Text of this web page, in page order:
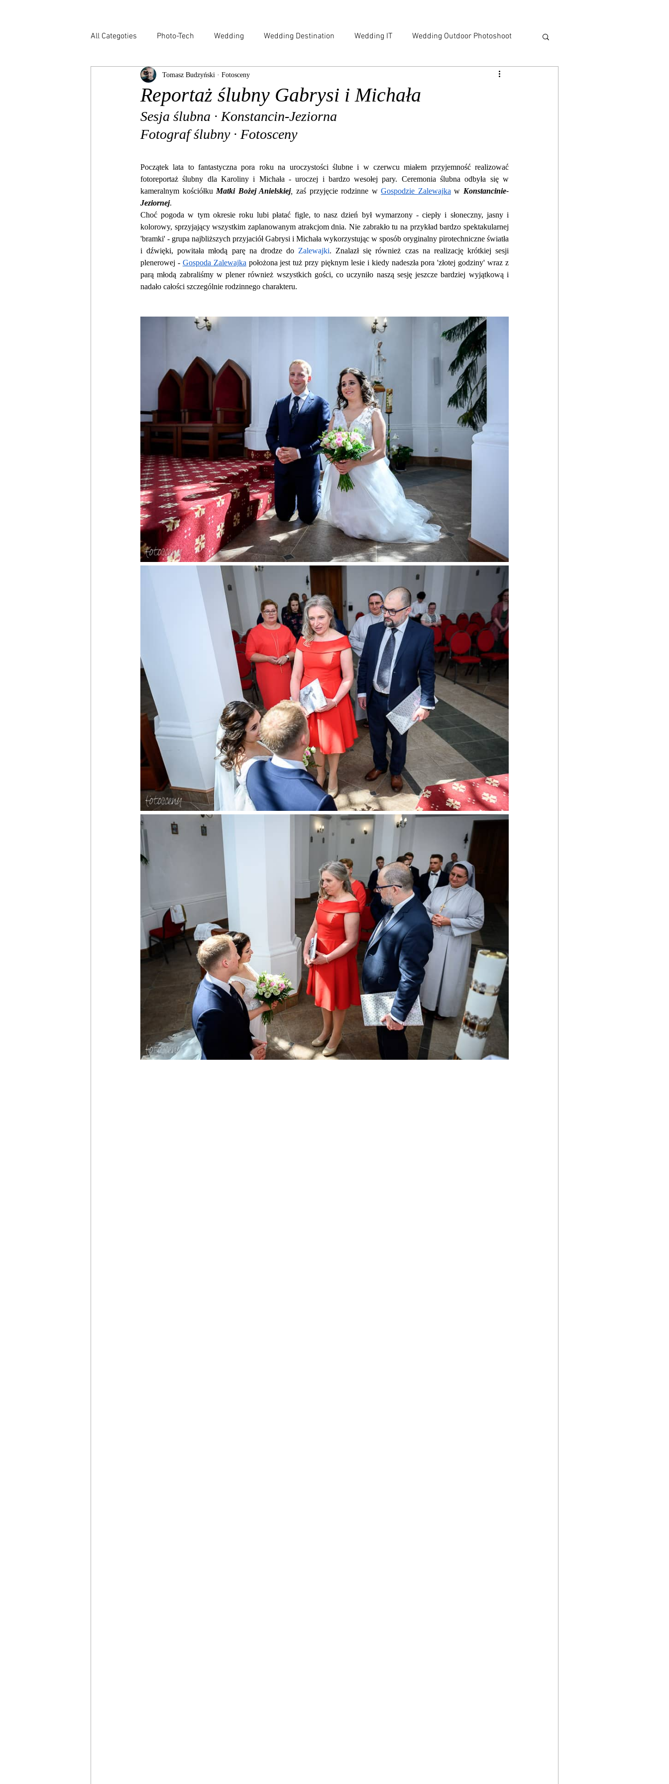
All Categoties Photo-Tech Wedding Wedding Destination Wedding IT Wedding Outdoor Photoshoot
Wedding PL Wedding Venice Family
Architecture Event Business Session Food Maternity
Reportaż ślubny Gabrysi i Michała
Tomasz Budzyński · Fotosceny
Sesja ślubna · Konstancin-Jeziorna
Fotograf ślubny · Fotosceny
Początek lata to fantastyczna pora roku na uroczystości ślubne i w czerwcu miałem przyjemność realizować
fotoreportaż ślubny dla Karoliny i Michała - uroczej i bardzo wesołej pary. Ceremonia ślubna odbyła się w
kameralnym kościółku Matki Bożej Anielskiej, zaś przyjęcie rodzinne w Gospodzie Zalewajka w Konstancinie-
Jeziornej.
Choć pogoda w tym okresie roku lubi płatać figle, to nasz dzień był wymarzony - ciepły i słoneczny, jasny i
kolorowy, sprzyjający wszystkim zaplanowanym atrakcjom dnia. Nie zabrakło tu na przykład bardzo spektakularnej
'bramki' - grupa najbliższych przyjaciół Gabrysi i Michała wykorzystując w sposób oryginalny pirotechniczne światła
i dźwięki, powitała młodą parę na drodze do Zalewajki. Znalazł się również czas na realizację krótkiej sesji
plenerowej - Gospoda Zalewajka położona jest tuż przy pięknym lesie i kiedy nadeszła pora 'złotej godziny' wraz z
parą młodą zabraliśmy w plener również wszystkich gości, co uczyniło naszą sesję jeszcze bardziej wyjątkową i
nadało całości szczególnie rodzinnego charakteru.